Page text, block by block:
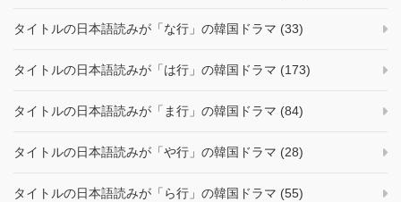
タイトルの日本語読みが「な行」の韓国ドラマ (33)
タイトルの日本語読みが「は行」の韓国ドラマ (173)
タイトルの日本語読みが「ま行」の韓国ドラマ (84)
タイトルの日本語読みが「や行」の韓国ドラマ (28)
タイトルの日本語読みが「ら行」の韓国ドラマ (55)